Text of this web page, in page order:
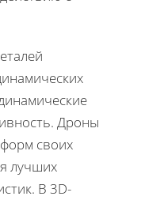
Дроны
своих
лучших
В 3D-